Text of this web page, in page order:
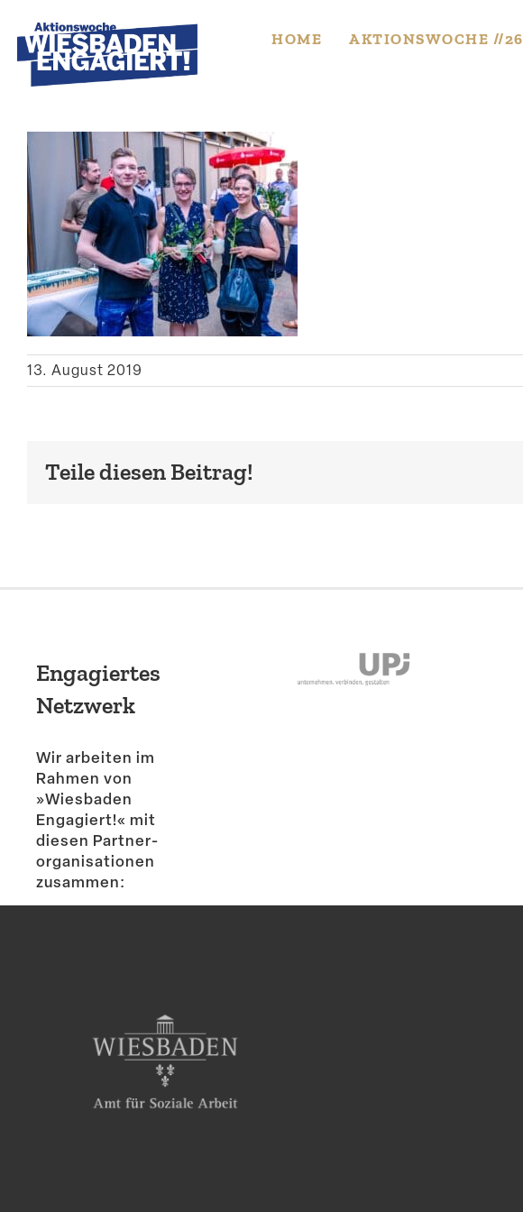
to
content
HOME AKTIONS­WOCHE //26
13. August 2019
Teile diesen Beitrag!
Engagiertes
Netzwerk
Wir arbeiten im
Rahmen von
»Wiesbaden
Engagiert!« mit
diesen Partner­
or­ga­ni­sa­tionen
zusammen: